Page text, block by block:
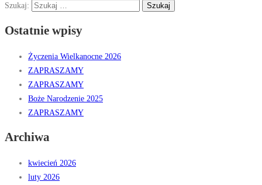
Szukaj:
Ostatnie wpisy
Życzenia Wielkanocne 2026
ZAPRASZAMY
ZAPRASZAMY
Boże Narodzenie 2025
ZAPRASZAMY
Archiwa
kwiecień 2026
luty 2026